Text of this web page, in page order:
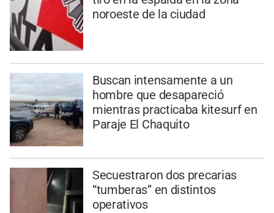
noroeste de la ciudad
Buscan intensamente a un
hombre que desapareció
mientras practicaba kitesurf en
Paraje El Chaquito
Secuestraron dos precarias
“tumberas” en distintos
operativos